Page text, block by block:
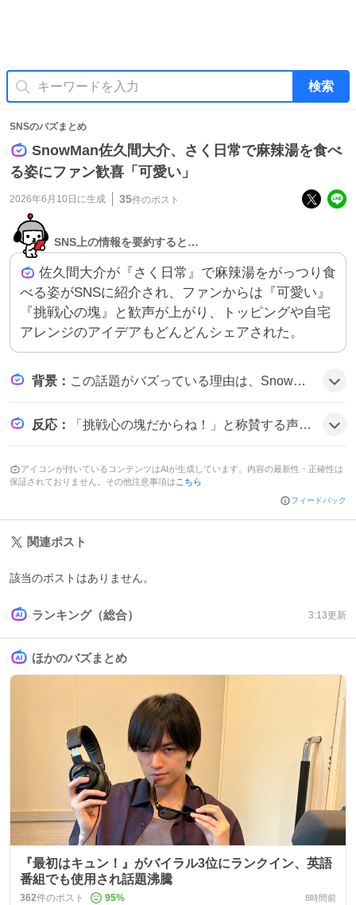
検索
SNSのバズまとめ
SnowMan佐久間大介、さく日常で麻辣湯を食べ
る姿にファン歓喜「可愛い」
2026年6月10日 に生成 35件のポスト
SNS上の情報を要約すると…
佐久間大介が『さく日常』で麻辣湯をがっつり食
べる姿がSNSに紹介され、ファンからは『可愛い』
『挑戦心の塊』と歓声が上がり、トッピングや自宅
アレンジのアイデアもどんどんシェアされた。
背景 ： この話題がバズっている理由は、SnowManメンバーの佐久間大介が『さく日常』で見せた食べっぷりが可愛らしく、さらに辛い麻辣湯という話題性の高い料理が注目を集めたことと、ファンが自分のレシピやトッピング情報を共有したくなる雰囲気が広がった可能性がある。
反応 ： 「挑戦心の塊だからね！」と称賛する声や、「さく日常 お野菜ちゃんと食べてるの偉い👏🏻💖」と応援するコメントが多数。「さく日常 更新ありがとう～！！まって私もこの間麻辣湯食べたよ！」と自宅での再現を報告する投稿も見られ、「『佐久間くんの食生活』←かわいい」と可愛さを強調する声が広がっている様子だ。
アイコンが付いているコンテンツはAIが生成しています。内容の最新性・正確性は
保証されておりません。その他注意事項は こちら
フィードバック
関連ポスト
該当のポストはありません。
ランキング（総合） 3:13更新
ほかのバズまとめ
『最初はキュン！』がバイラル3位にランクイン、英語
番組でも使用され話題沸騰
362件のポスト 95% 8時間前